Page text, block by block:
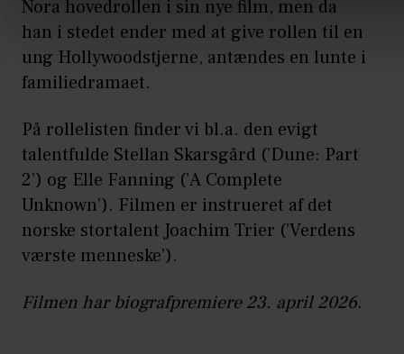
Nora hovedrollen i sin nye film, men da
han i stedet ender med at give rollen til en
ung Hollywoodstjerne, antændes en lunte i
familiedramaet.
På rollelisten finder vi bl.a. den evigt
talentfulde Stellan Skarsgård (’Dune: Part
2’) og Elle Fanning (’A Complete
Unknown’). Filmen er instrueret af det
norske stortalent Joachim Trier (’Verdens
værste menneske’).
Filmen har biografpremiere 23. april 2026.